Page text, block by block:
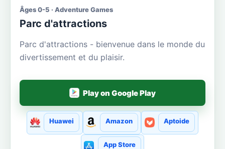
Âges 0-5 · Adventure Games
Parc d'attractions
Parc d'attractions - bienvenue dans le monde du
divertissement et du plaisir.
Play on Google Play
Huawei Amazon Aptoide
App Store